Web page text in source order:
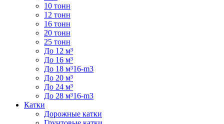
10 тонн
12 тонн
16 тонн
20 тонн
25 тонн
До 12 м³
До 16 м³
До 18 м³16-m3
До 20 м³
До 24 м³
До 28 м³16-m3
Катки
Дорожные катки